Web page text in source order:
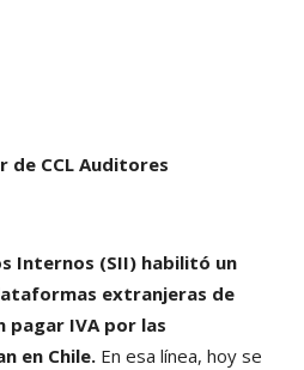
de CCL Auditores
Internos (SII) habilitó un
extranjeras de
pagar IVA por las
en Chile. En esa línea, hoy se